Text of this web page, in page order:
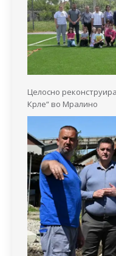
Целосно
Крле“ во Мралино